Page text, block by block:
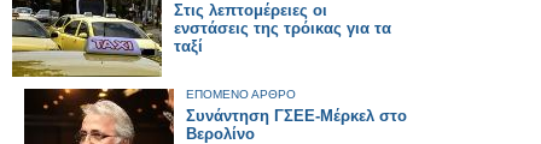
Στις λεπτομέρειες οι
ενστάσεις της τρόικας για τα
ταξί
ΕΠΟΜΕΝΟ ΑΡΘΡΟ
Συνάντηση ΓΣΕΕ-Μέρκελ στο
Βερολίνο